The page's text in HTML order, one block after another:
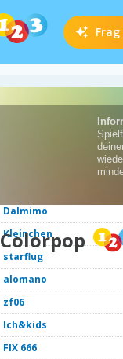
Frag
Colorpop
Dalmimo
Kleinchen
starflug
alomano
zf06
Ich&kids
FIX 666